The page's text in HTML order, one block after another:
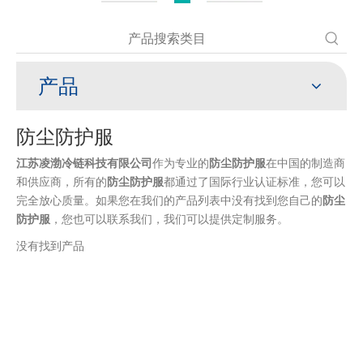
产品
防尘防护服
江苏凌渤冷链科技有限公司作为专业的防尘防护服在中国的制造商
和供应商，所有的防尘防护服都通过了国际行业认证标准，您可以
完全放心质量。如果您在我们的产品列表中没有找到您自己的防尘
防护服 ，您也可以联系我们，我们可以提供定制服务。
没有找到产品